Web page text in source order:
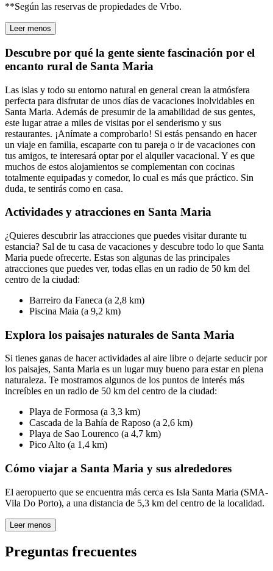
**Según las reservas de propiedades de Vrbo.
Leer menos
Descubre por qué la gente siente fascinación por el
encanto rural de Santa Maria
Las islas y todo su entorno natural en general crean la atmósfera
perfecta para disfrutar de unos días de vacaciones inolvidables en
Santa Maria. Además de presumir de la amabilidad de sus gentes,
este lugar atrae a miles de visitas por el senderismo y sus
restaurantes. ¡Anímate a comprobarlo! Si estás pensando en hacer
un viaje en familia, escaparte con tu pareja o ir de vacaciones con
tus amigos, te interesará optar por el alquiler vacacional. Y es que
muchos de estos alojamientos se complementan con cocinas
totalmente equipadas y comedor, lo cual es más que práctico. Sin
duda, te sentirás como en casa.
Actividades y atracciones en Santa Maria
¿Quieres descubrir las atracciones que puedes visitar durante tu
estancia? Sal de tu casa de vacaciones y descubre todo lo que Santa
Maria puede ofrecerte. Estas son algunas de las principales
atracciones que puedes ver, todas ellas en un radio de 50 km del
centro de la ciudad:
Barreiro da Faneca (a 2,8 km)
Piscina Maia (a 9,2 km)
Explora los paisajes naturales de Santa Maria
Si tienes ganas de hacer actividades al aire libre o dejarte seducir por
los paisajes, Santa Maria es un lugar muy bueno para estar en plena
naturaleza. Te mostramos algunos de los puntos de interés más
increíbles en un radio de 50 km del centro de la ciudad:
Playa de Formosa (a 3,3 km)
Cascada de la Bahía de Raposo (a 2,6 km)
Playa de Sao Lourenco (a 4,7 km)
Pico Alto (a 1,4 km)
Cómo viajar a Santa Maria y sus alrededores
El aeropuerto que se encuentra más cerca es Isla Santa Maria (SMA-
Vila Do Porto), a una distancia de 5,3 km del centro de la localidad.
Leer menos
Preguntas frecuentes